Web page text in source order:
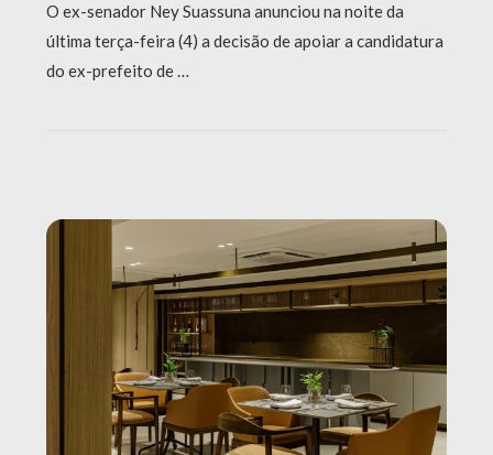
O ex-senador Ney Suassuna anunciou na noite da
última terça-feira (4) a decisão de apoiar a candidatura
do ex-prefeito de …